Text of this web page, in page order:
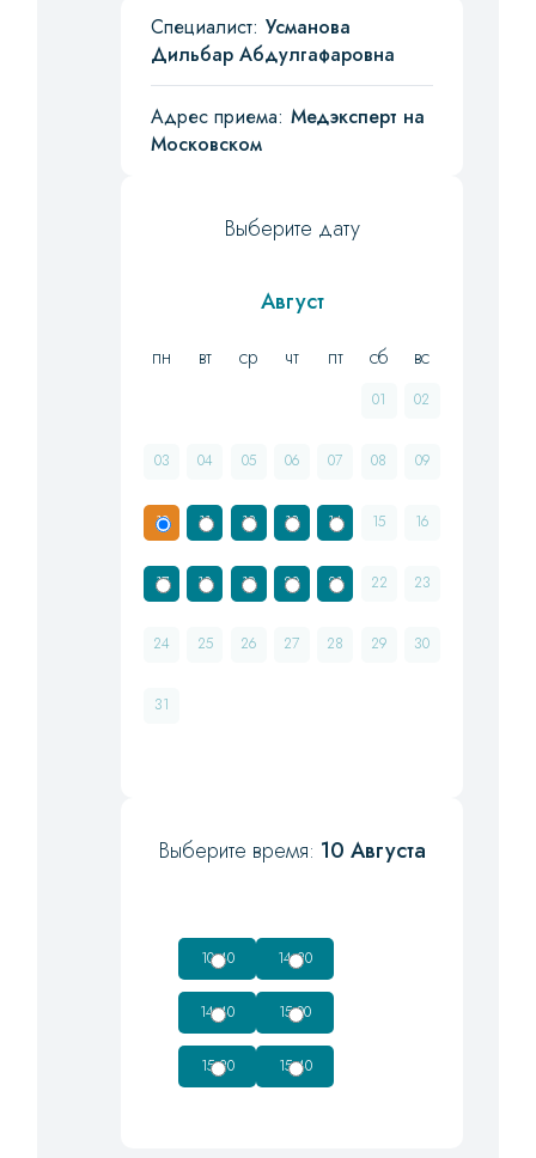
Специалист: Усманова
Дильбар Абдулгафаровна
Адрес приема: Медэксперт на
Московском
Выберите дату
Август
пн вт ср чт пт сб вс
01 02
03 04 05 06 07 08 09
10 11 12 13 14 15 16
17 18 19 20 21 22 23
24 25 26 27 28 29 30
31
Выберите время: 10 Августа
10:40 14:20
14:40 15:00
15:20 15:40